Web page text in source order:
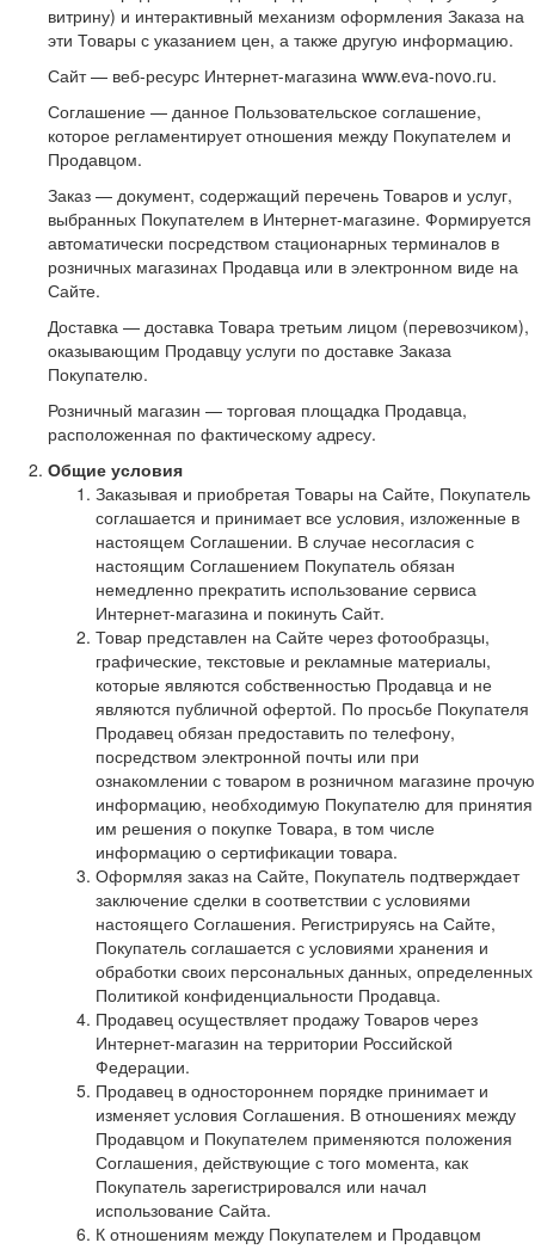
витрину) и интерактивный механизм оформления Заказа на
эти Товары с указанием цен, а также другую информацию.
Сайт — веб-ресурс Интернет-магазина www.eva-novo.ru.
Соглашение — данное Пользовательское соглашение,
которое регламентирует отношения между Покупателем и
Продавцом.
Заказ — документ, содержащий перечень Товаров и услуг,
выбранных Покупателем в Интернет-магазине. Формируется
автоматически посредством стационарных терминалов в
розничных магазинах Продавца или в электронном виде на
Сайте.
Доставка — доставка Товара третьим лицом (перевозчиком),
оказывающим Продавцу услуги по доставке Заказа
Покупателю.
Розничный магазин — торговая площадка Продавца,
расположенная по фактическому адресу.
Общие условия
Заказывая и приобретая Товары на Сайте, Покупатель
соглашается и принимает все условия, изложенные в
настоящем Соглашении. В случае несогласия с
настоящим Соглашением Покупатель обязан
немедленно прекратить использование сервиса
Интернет-магазина и покинуть Сайт.
Товар представлен на Сайте через фотообразцы,
графические, текстовые и рекламные материалы,
которые являются собственностью Продавца и не
являются публичной офертой. По просьбе Покупателя
Продавец обязан предоставить по телефону,
посредством электронной почты или при
ознакомлении с товаром в розничном магазине прочую
информацию, необходимую Покупателю для принятия
им решения о покупке Товара, в том числе
информацию о сертификации товара.
Оформляя заказ на Сайте, Покупатель подтверждает
заключение сделки в соответствии с условиями
настоящего Соглашения. Регистрируясь на Сайте,
Покупатель соглашается с условиями хранения и
обработки своих персональных данных, определенных
Политикой конфиденциальности Продавца.
Продавец осуществляет продажу Товаров через
Интернет-магазин на территории Российской
Федерации.
Продавец в одностороннем порядке принимает и
изменяет условия Соглашения. В отношениях между
Продавцом и Покупателем применяются положения
Соглашения, действующие с того момента, как
Покупатель зарегистрировался или начал
использование Сайта.
К отношениям между Покупателем и Продавцом